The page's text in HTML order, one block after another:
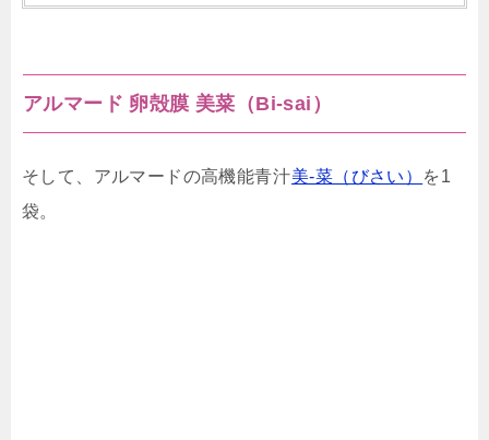
アルマード 卵殻膜 美菜（Bi-sai）
そして、アルマードの高機能青汁美-菜（びさい）
を1
袋。